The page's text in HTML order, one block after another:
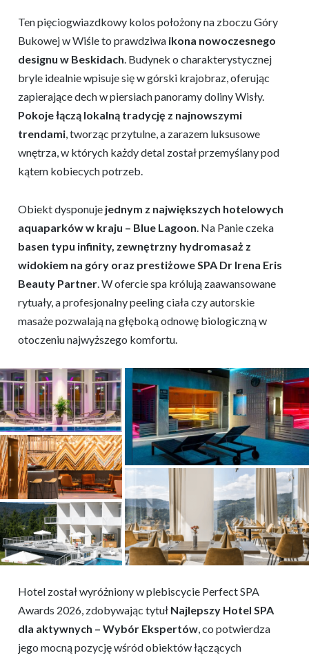
Ten pięciogwiazdkowy kolos położony na zboczu Góry
Bukowej w Wiśle to prawdziwa ikona nowoczesnego
designu w Beskidach. Budynek o charakterystycznej
bryle idealnie wpisuje się w górski krajobraz, oferując
zapierające dech w piersiach panoramy doliny Wisły.
Pokoje łączą lokalną tradycję z najnowszymi
trendami, tworząc przytulne, a zarazem luksusowe
wnętrza, w których każdy detal został przemyślany pod
kątem kobiecych potrzeb.
Obiekt dysponuje jednym z największych hotelowych
aquaparków w kraju – Blue Lagoon. Na Panie czeka
basen typu infinity, zewnętrzny hydromasaż z
widokiem na góry oraz prestiżowe SPA Dr Irena Eris
Beauty Partner. W ofercie spa królują zaawansowane
rytuały, a profesjonalny peeling ciała czy autorskie
masaże pozwalają na głęboką odnowę biologiczną w
otoczeniu najwyższego komfortu.
Hotel został wyróżniony w plebiscycie Perfect SPA
Awards 2026, zdobywając tytuł Najlepszy Hotel SPA
dla aktywnych – Wybór Ekspertów, co potwierdza
jego mocną pozycję wśród obiektów łączących